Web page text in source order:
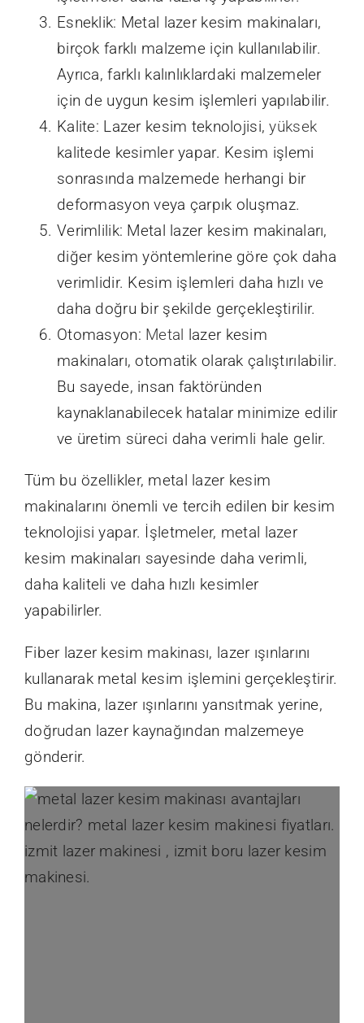
Esneklik: Metal lazer kesim makinaları,
birçok farklı malzeme için kullanılabilir.
Ayrıca, farklı kalınlıklardaki malzemeler
için de uygun kesim işlemleri yapılabilir.
Kalite: Lazer kesim teknolojisi,yüksek
kalitede kesimler yapar. Kesim işlemi
sonrasında malzemede herhangi bir
deformasyon veya çarpık oluşmaz.
Verimlilik: Metal lazer kesim makinaları,
diğer kesim yöntemlerine göre çok daha
verimlidir. Kesim işlemleri daha hızlı ve
daha doğru bir şekilde gerçekleştirilir.
Otomasyon: Metal lazer kesim
makinaları, otomatik olarak çalıştırılabilir.
Bu sayede, insan faktöründen
kaynaklanabilecek hatalar minimize edilir
ve üretim süreci daha verimli hale gelir.
Tüm bu özellikler, metal lazer kesim
makinalarını önemli ve tercih edilen bir kesim
teknolojisi yapar. İşletmeler, metal lazer
kesim makinaları sayesinde daha verimli,
daha kaliteli ve daha hızlı kesimler
yapabilirler.
Fiber lazer kesim makinası, lazer ışınlarını
kullanarak metal kesim işlemini gerçekleştirir.
Bu makina, lazer ışınlarını yansıtmak yerine,
doğrudan lazer kaynağından malzemeye
gönderir.